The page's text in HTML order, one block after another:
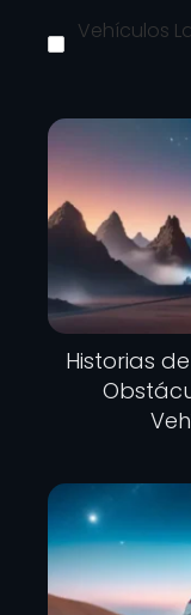
Vehículos
Historias